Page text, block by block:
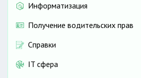
Информатизация
Получение водительских прав
Справки
IT сфера